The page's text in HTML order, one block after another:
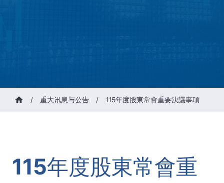
/ 重大讯息与公告 / 115年度股東常會重要決議事項
115年度股東常會重